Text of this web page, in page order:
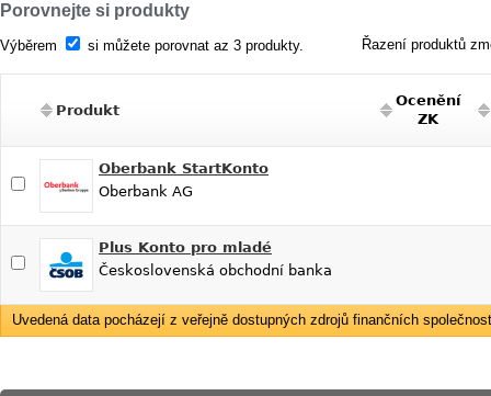
Porovnejte si produkty
Řazení produktů
Výběrem si můžete porovnat az 3 produkty.
Produkt
Ocenění
ZK
Oberbank StartKonto
Oberbank AG
Plus Konto pro mladé
Československá obchodní banka
Uvedená data pocházejí z veřejně dostupných zdrojů finančních